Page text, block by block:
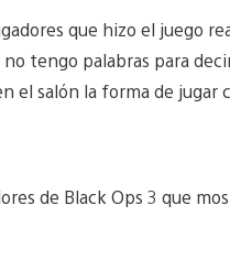
que hizo el juego
tengo palabras para
el salón la forma de jugar
de Black Ops 3 que